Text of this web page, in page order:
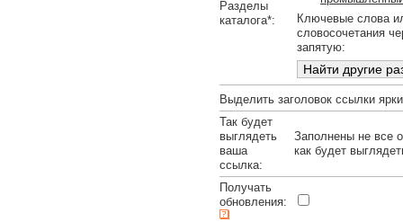
Разделы
каталога*:
Ключевые слова
словосочетания
запятую:
Выделить заголовок ссылки
Так будет
выглядеть
ваша
ссылка:
Заполнены не все
как будет
Получать
обновления: